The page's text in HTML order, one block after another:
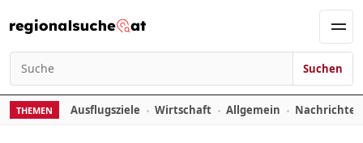
Suchen nach:
Suchen
THEMEN Ausflugsziele Wirtschaft Allgemein